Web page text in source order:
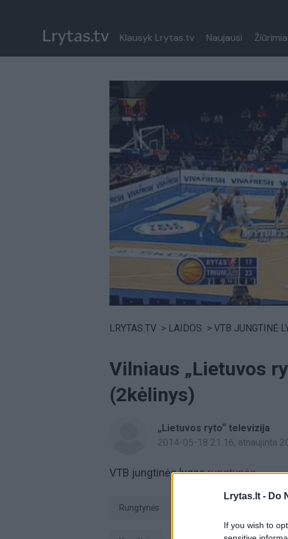
Lrytas.lt - Do
If you wish to
Klausyk Lrytas.tv Naujausi
LRYTAS.TV > LAIDOS > VTB JUNGTINĖ
Vilniaus „Lietuvos
(2kėlinys)
„Lietuvos ryto“ televizija
2014-05-18 21:16, atnaujinta
VTB jungtinės lygosrungtynės
rungtynės